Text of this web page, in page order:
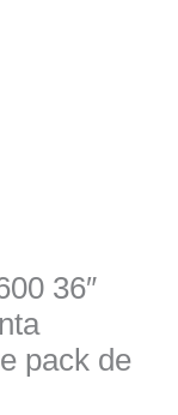
36″
pack de